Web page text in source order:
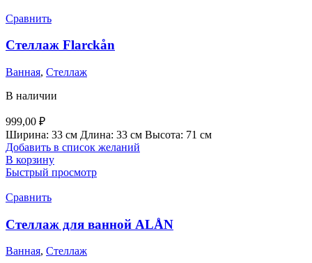
Сравнить
Стеллаж Flarckån
Ванная, Стеллаж
В наличии
999,00 ₽
Ширина: 33 см Длина: 33 см Высота: 71 см
Добавить в список желаний
В корзину
Быстрый просмотр
Сравнить
Стеллаж для ванной ALÅN
Ванная, Стеллаж